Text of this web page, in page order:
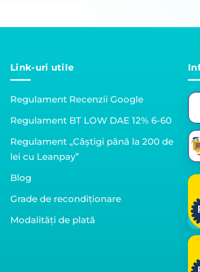
Link-uri utile
Regulament Recenzii Google
Regulament BT LOW DAE 12% 6-60
Regulament „Câștigi până la 200 de
lei cu Leanpay”
Blog
Grade de recondiționare
Modalități de plată